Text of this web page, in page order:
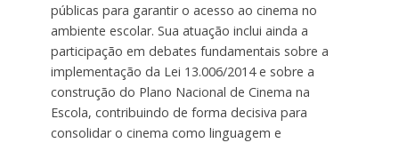
públicas para garantir o acesso ao cinema no
ambiente escolar. Sua atuação inclui ainda a
participação em debates fundamentais sobre a
implementação da Lei 13.006/2014 e sobre a
construção do Plano Nacional de Cinema na
Escola, contribuindo de forma decisiva para
consolidar o cinema como linguagem e